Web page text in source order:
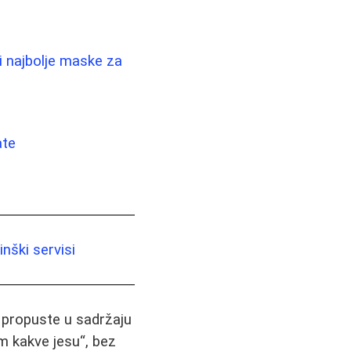
maske za
servisi
u sadržaju
kakve jesu“, bez